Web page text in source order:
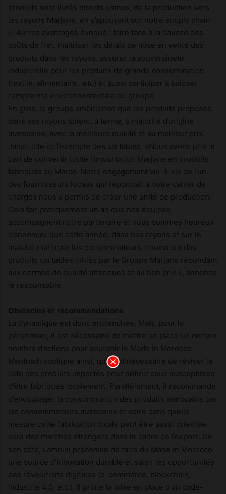
produits sont livrés directs usines, de la production vers
les rayons Marjane, en s’appuyant sur notre supply chain
». Autres avantages évoqué : faire face à la hausse des
coûts de fret, maitriser les délais de mise en vente des
produits dans les rayons, assurer la souveraineté
industrielle pour les produits de grande consommation
(textile, alimentaire…etc) et aussi participer à baisser
l’empreinte environnementale du groupe
En gros, le groupe ambitionne que les produits proposés
dans ses rayons soient, à terme, à majorité d’origine
marocaine, avec la meilleure qualité et au meilleur prix.
Janati cite ici l’exemple des cartables. «Nous avons pris le
pari de convertir toute l’importation Marjane en produits
fabriqués au Maroc. Notre engagement vis-à-vis de l’un
des fournisseurs locaux qui répondait à notre cahier de
charges nous a permis de créer une unité de production.
Cela fait pratiquement un an que nos équipes
accompagnent notre partenaire et nous sommes heureux
d’annoncer que cette année, dans nos rayons et sur le
marché marocain les consommateurs trouveront des
produits cartables initiés par le Groupe Marjane répondant
aux normes de qualité attendues et au bon prix », annonce
le responsable.
Obstacles et recommandations
La dynamique est donc enclenchée. Mais, pour la
pérenniser, il est nécessaire de mettre en place un certain
nombre d’actions pour soutenir le Made in Morocco.
Mantrach souligne ainsi, qu’il est nécessaire de réviser la
liste des produits importés pour définir ceux susceptibles
d’être fabriqués localement. Parallèlement, il recommande
d’encourager la consommation des produits marocains par
les consommateurs marocains et voire dans quelle
mesure cette fabrication locale peut être aussi orientée
vers des marchés étrangers dans le cadre de l’export. De
son côté, Lamnini préconise de faire du Made in Morocco
une source d’innovation durable et saisir les opportunités
des révolutions digitales (e-commerce, blockchain,
industrie 4.0, etc.). Il prône la mise en place d’un code-